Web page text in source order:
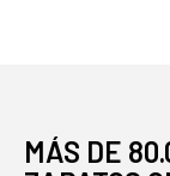
MÁS DE